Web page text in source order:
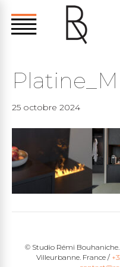
25 octobre 2024
© Studio Rémi Bouhaniche.
Villeurbanne. France /